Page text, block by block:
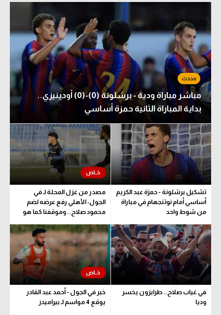
مباشر مباراة ودية - برشلونة (0)-(0) أودينيزي..
بداية المباراة الثانية حمزة أساسي
تشكيل برشلونة - حمزة عبد الكريم
أساسي أمام نوتنجهام في مباراة
من شوط واحد
مصدر من غزل المحلة لـ في
الجول: الأهلي رفع عرضه لضم
محمود صلاح.. وموقفنا كما هو
في غياب صلاح.. طرابزون يخسر
وديا
خبر في الجول - أحمد عبد القادر
يوقع 4 مواسم لـ بيراميدز